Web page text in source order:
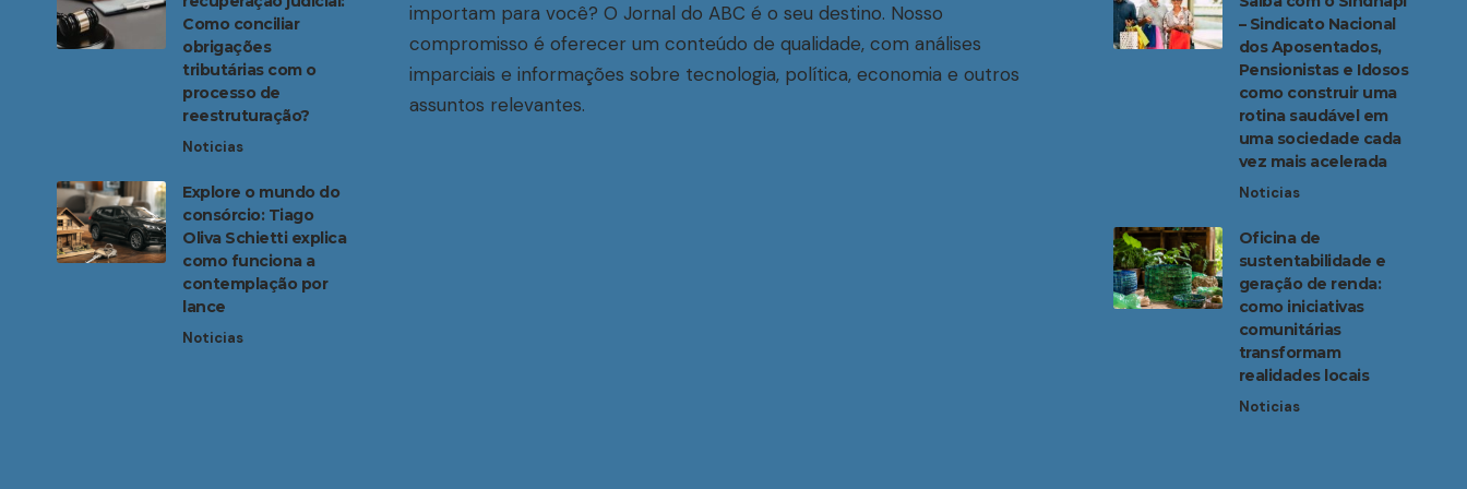
Como conciliar
obrigações
tributárias com o
processo de
reestruturação?
Noticias
Explore o mundo do
consórcio: Tiago
Oliva Schietti explica
como funciona a
contemplação por
lance
Noticias
importam para você? O Jornal do ABC é o seu destino. Nosso
compromisso é oferecer um conteúdo de qualidade, com análises
imparciais e informações sobre tecnologia, política, economia e outros
assuntos relevantes.
– Sindicato Nacional
dos Aposentados,
Pensionistas e Idosos
como construir uma
rotina saudável em
uma sociedade cada
vez mais acelerada
Noticias
Oficina de
sustentabilidade e
geração de renda:
como iniciativas
comunitárias
transformam
realidades locais
Noticias